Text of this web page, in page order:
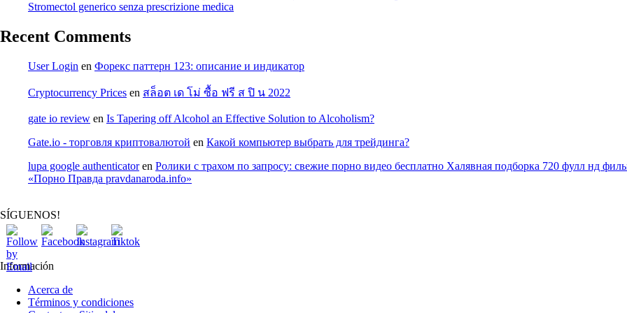
Stromectol generico senza prescrizione medica
Recent Comments
User Login en Форекс паттерн 123: описание и индикатор
Cryptocurrency Prices en สล็อต เด โม่ ซื้อ ฟรี ส ปิ น 2022
gate io review en Is Tapering off Alcohol an Effective Solution to Alcoholism?
Gate.io - торговля криптовалютой en Какой компьютер выбрать для трейдинга?
lupa google authenticatoren Ролики с трахом по запросу: свежие порно видео бесплатно Халявная подборка 720 фулл нд
«Порно Правда pravdanaroda.info»
SÍGUENOS!
Información
Acerca de
Términos y condiciones